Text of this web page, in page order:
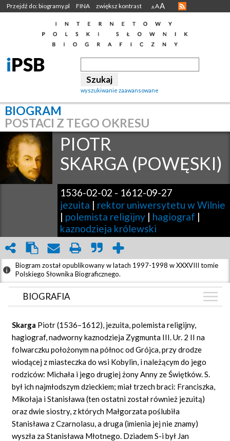
Przejdź do: biogramy.pl FINA zwiększ kontrast A AA
wyszukiwanie zaawansowane
BIOGRAM
POSTACI Z TEGO OKRESU
PIOTR
SKARGA (POWĘSKI)
1536-02-02 - 1612-09-27
jezuita | rektor uniwersytetu w Wilnie
| polemista religijny | hagiograf |
kaznodzieja królewski
Biogram został opublikowany w latach 1997-1998 w XXXVIII tomie
Polskiego Słownika Biograficznego.
BIOGRAFIA
ZDJĘCIA (21)
AUDIO (1)
CIEKAWOSTKI (6)
GRAF POWIĄZAŃ
DYSKUSJA
Mapa
Skarga Piotr (1536–1612), jezuita, polemista religijny,
hagiograf, nadworny kaznodzieja Zygmunta III. Ur. 2 II na
folwarczku położonym na północ od Grójca, przy drodze
wiodącej z miasteczka do wsi Kobylin, i należącym do jego
rodziców: Michała i jego drugiej żony Anny ze Świętków. S.
był ich najmłodszym dzieckiem; miał trzech braci: Franciszka,
Mikołaja i Stanisława (ten ostatni został również jezuitą)
oraz dwie siostry, z których Małgorzata poślubiła
Stanisława z Czarnolasu, a druga (imienia jej nie znamy)
wyszła za Stanisława Młotnego. Dziadem S-i był Jan